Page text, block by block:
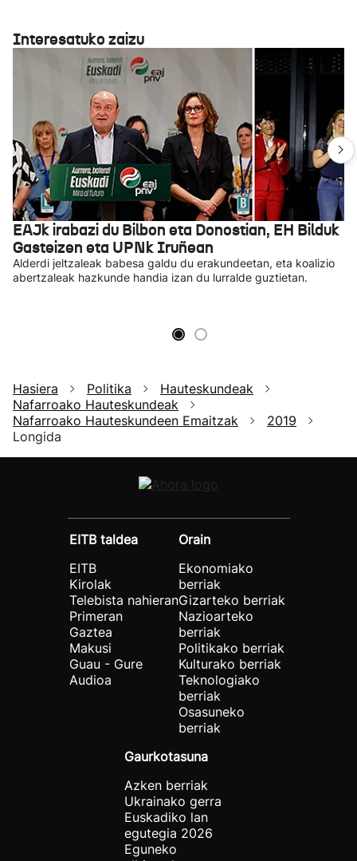
Interesatuko zaizu
EAJk irabazi du Bilbon eta Donostian, EH Bilduk
Gasteizen eta UPNk Iruñean
Alderdi jeltzaleak babesa galdu du erakundeetan, eta koalizio
abertzaleak hazkunde handia izan du lurralde guztietan.
Hasiera Politika
Hauteskundeak
Nafarroako Hauteskundeak
Nafarroako Hauteskundeen Emaitzak
2019
Longida
EITB taldea
EITB
Kirolak
Telebista nahieran
Primeran
Gaztea
Makusi
Guau - Gure
Audioa
Orain
Ekonomiako
berriak
Gizarteko berriak
Nazioarteko
berriak
Politikako berriak
Kulturako berriak
Teknologiako
berriak
Osasuneko
berriak
Gaurkotasuna
Azken berriak
Ukrainako gerra
Euskadiko lan
egutegia 2026
Eguneko